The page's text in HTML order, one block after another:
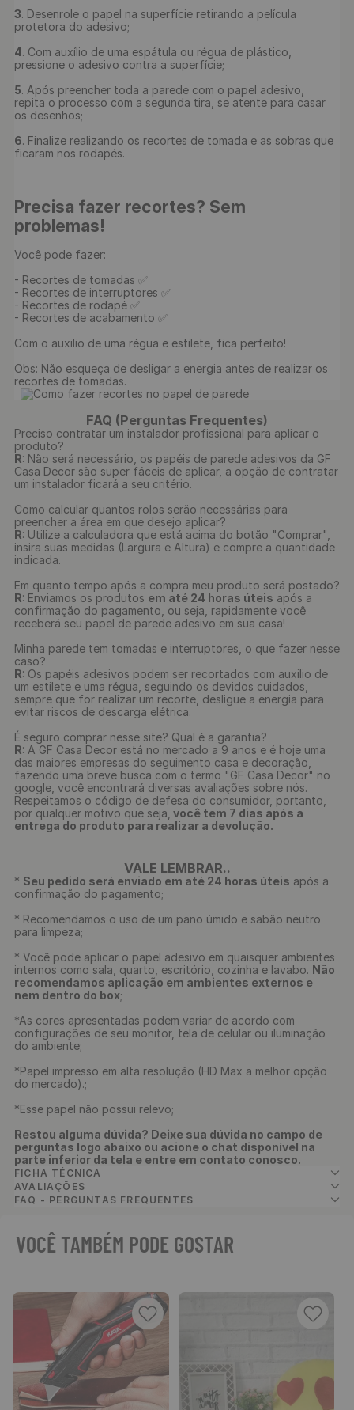
3. Desenrole o papel na superfície retirando a película
protetora do adesivo;
4. Com auxílio de uma espátula ou régua de plástico,
pressione o adesivo contra a superfície;
5. Após preencher toda a parede com o papel adesivo,
repita o processo com a segunda tira, se atente para casar
os desenhos;
6. Finalize realizando os recortes de tomada e as sobras que
ficaram nos rodapés.
Precisa fazer recortes? Sem
problemas!
Você pode fazer:
- Recortes de tomadas ✅
- Recortes de interruptores ✅
- Recortes de rodapé ✅
- Recortes de acabamento ✅
Com o auxilio de uma régua e estilete, fica perfeito!
Obs: Não esqueça de desligar a energia antes de realizar os
recortes de tomadas.
FAQ (Perguntas Frequentes)
Preciso contratar um instalador profissional para aplicar o
produto?
R: Não será necessário, os papéis de parede adesivos da GF
Casa Decor são super fáceis de aplicar, a opção de contratar
um instalador ficará a seu critério.
Como calcular quantos rolos serão necessárias para
preencher a área em que desejo aplicar?
R: Utilize a calculadora que está acima do botão "Comprar",
insira suas medidas (Largura e Altura) e compre a quantidade
indicada.
Em quanto tempo após a compra meu produto será postado?
R: Enviamos os produtos em até 24 horas úteis após a
confirmação do pagamento, ou seja, rapidamente você
receberá seu papel de parede adesivo em sua casa!
Minha parede tem tomadas e interruptores, o que fazer nesse
caso?
R: Os papéis adesivos podem ser recortados com auxilio de
um estilete e uma régua, seguindo os devidos cuidados,
sempre que for realizar um recorte, desligue a energia para
evitar riscos de descarga elétrica.
É seguro comprar nesse site? Qual é a garantia?
R: A GF Casa Decor está no mercado a 9 anos e é hoje uma
das maiores empresas do seguimento casa e decoração,
fazendo uma breve busca com o termo "GF Casa Decor" no
google, você encontrará diversas avaliações sobre nós.
Respeitamos o código de defesa do consumidor, portanto,
por qualquer motivo que seja, você tem 7 dias após a
entrega do produto para realizar a devolução.
VALE LEMBRAR..
* Seu pedido será enviado em até 24 horas úteis após a
confirmação do pagamento;
* Recomendamos o uso de um pano úmido e sabão neutro
para limpeza;
* Você pode aplicar o papel adesivo em quaisquer ambientes
internos como sala, quarto, escritório, cozinha e lavabo. Não
recomendamos aplicação em ambientes externos e
nem dentro do box;
*As cores apresentadas podem variar de acordo com
configurações de seu monitor, tela de celular ou iluminação
do ambiente;
*Papel impresso em alta resolução (HD Max a melhor opção
do mercado).;
*Esse papel não possui relevo;
Restou alguma dúvida? Deixe sua dúvida no campo de
perguntas logo abaixo ou acione o chat disponível na
parte inferior da tela e entre em contato conosco.
FICHA TÉCNICA
AVALIAÇÕES
FAQ - PERGUNTAS FREQUENTES
VOCÊ TAMBÉM PODE GOSTAR